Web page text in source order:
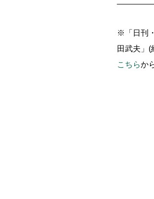
※「日刊
田武夫」(
こちらか